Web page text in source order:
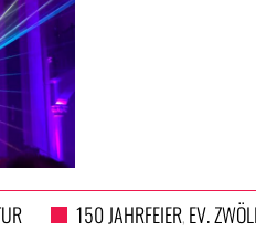
150 JAHRFEIER, EV.